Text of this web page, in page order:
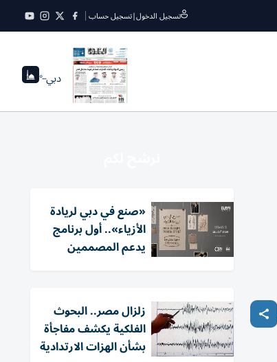
تسجيل الدخول|تسجيل حساب
دبي--°
«صنع في دبي لريادة
الأزياء».. أول برنامج
يدعم المصممين
زلزال مصر.. البحوث
الفلكية يكشف مفاجأة
بشأن الهزات الارتدادية